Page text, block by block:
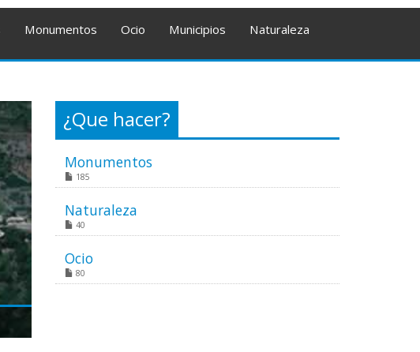
Monumentos Ocio Municipios Naturaleza
¿Que hacer?
Monumentos
185
Naturaleza
40
Ocio
80